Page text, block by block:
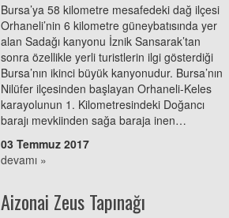
Bursa’ya 58 kilometre mesafedeki dağ ilçesi
Orhaneli’nin 6 kilometre güneybatısında yer
alan Sadağı kanyonu İznik Sansarak’tan
sonra özellikle yerli turistlerin ilgi gösterdiği
Bursa’nın ikinci büyük kanyonudur. Bursa’nın
Nilüfer ilçesinden başlayan Orhaneli-Keles
karayolunun 1. Kilometresindeki Doğancı
barajı mevkiinden sağa baraja inen…
03 Temmuz 2017
devamı »
Aizonai Zeus Tapınağı